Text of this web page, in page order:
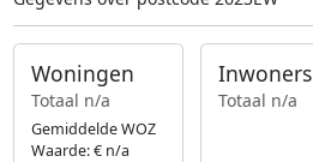
Woningen
Totaal n/a
Gemiddelde WOZ
Waarde: € n/a
Inwoners
Totaal n/a